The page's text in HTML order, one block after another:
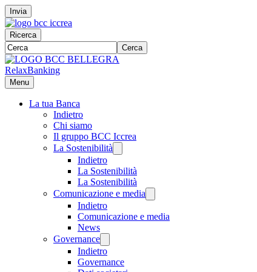
Invia
Ricerca
Cerca
RelaxBanking
Menu
La tua Banca
Indietro
Chi siamo
Il gruppo BCC Iccrea
La Sostenibilità
Indietro
La Sostenibilità
La Sostenibilità
Comunicazione e media
Indietro
Comunicazione e media
News
Governance
Indietro
Governance